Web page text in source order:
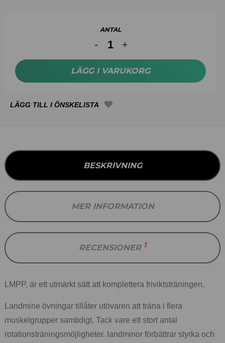
ANTAL
LÄGG I VARUKORG
BESKRIVNING
MER INFORMATION
RECENSIONER 1
LMPP, är ett utmärkt sätt att komplettera friviktsträningen.
Landmine övningar tillåter utövaren att träna i flera
muskelgrupper samtidigt. Tack vare ett stort antal
rotationsträningsmöjligheter. landminor förbättrar styrka och